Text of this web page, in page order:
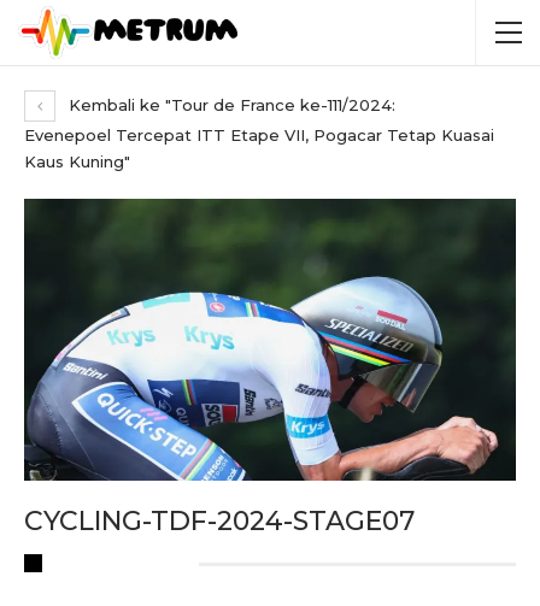
Kembali ke "Tour de France ke-111/2024:
Evenepoel Tercepat ITT Etape VII, Pogacar Tetap Kuasai
Kaus Kuning"
CYCLING-TDF-2024-STAGE07